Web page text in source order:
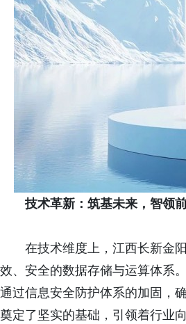
技术革新：筑基未来，智领
在技术维度上，江西长新金
效、安全的数据存储与运算体系
通过信息安全防护体系的加固，
奠定了坚实的基础，引领着行业